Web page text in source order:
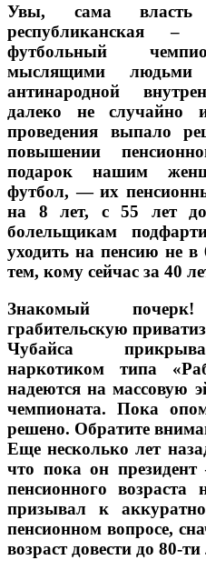
Увы, сама
республиканская
футбольный
мыслящими
антинародной
далеко не случайно
проведения выпало
повышении
подарок нашим
футбол, — их
на 8 лет, с 55 лет
болельщикам
уходить на пенсию не в
тем, кому сейчас за 40
Знакомый
грабительскую
Чубайса
наркотиком типа
надеются на массовую
чемпионата. Пока
решено. Обратите
Еще несколько лет
что пока он
пенсионного возраста
призывал к
пенсионном вопросе,
возраст довести до 80-ти